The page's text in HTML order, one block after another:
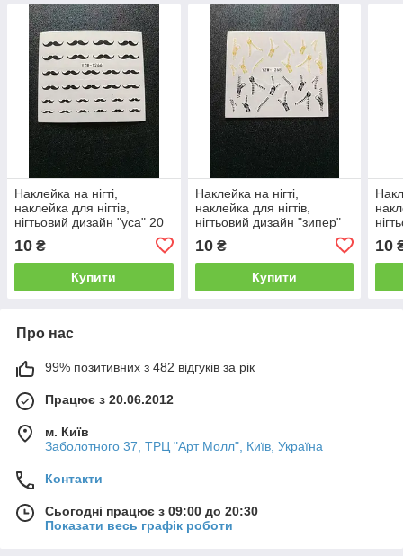
Наклейка на нігті,
наклейка для нігтів,
нігтьовий дизайн "уса" 20
10 ₴
Купити
Наклейка на нігті,
наклейка для нігтів,
нігтьовий дизайн "зипер"
10₴
Купити
10
Про нас
99% позитивних з 482 відгуків за рік
Працює з 20.06.2012
м. Київ
Заболотного 37, ТРЦ "Арт Молл", Київ, Україна
Контакти
Сьогодні працює з 09:00 до 20:30
Показати весь графік роботи